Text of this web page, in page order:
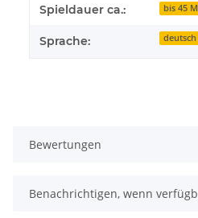
Spieldauer ca.: bis 45
Sprache: deutsch
Bewertungen
Benachrichtigen, wenn